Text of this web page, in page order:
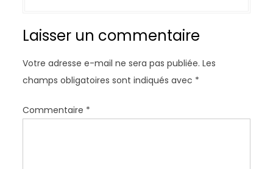
i
n
d
e
l
Laisser un commentaire
Votre adresse e-mail ne sera pas publiée. Les
champs obligatoires sont indiqués avec *
Commentaire *